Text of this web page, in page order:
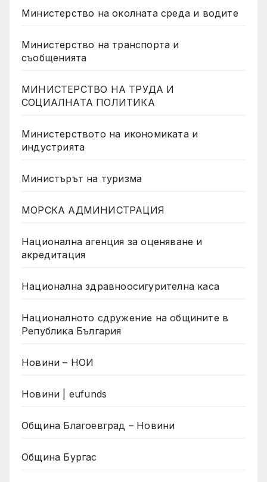
Министерство на околната среда и водите
Министерство на транспорта и
съобщенията
МИНИСТЕРСТВО НА ТРУДА И
СОЦИАЛНАТА ПОЛИТИКА
Министерството на икономиката и
индустрията
Министърът на туризма
МОРСКА АДМИНИСТРАЦИЯ
Национална агенция за оценяване и
акредитация
Национална здравноосигурителна каса
Националното сдружение на общините в
Република България
Новини – НОИ
Новини | eufunds
Община Благоевград – Новини
Община Бургас